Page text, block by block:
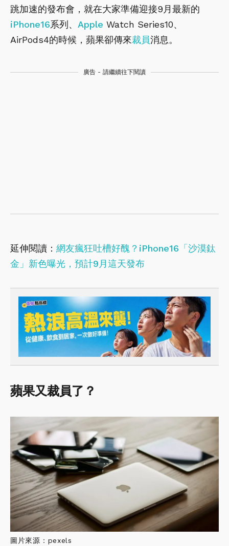
跳加速的發布會，就在大家準備迎接9月最新的
iPhone16系列、 Apple Watch Series10、
AirPods4的時候，蘋果卻傳來裁員消息。
廣告 - 請繼續往下閱讀
延伸閱讀： 網友瘋狂吐槽好醜？iPhone16「沙漠鈦
金」新色曝光，預計9月這天發布
蘋果又裁員了？
圖片來源：pexels